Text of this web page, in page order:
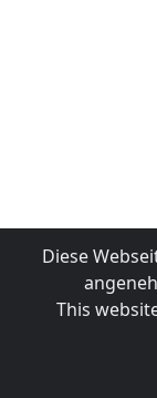
Diese
This